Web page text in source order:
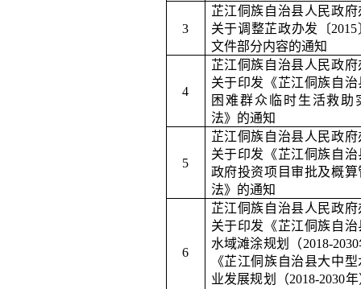
3
芷江侗族自治县人民政府
关于调整芷政办发〔2015
文件部分内容的通知
4
芷江侗族自治县人民政府
关于印发《芷江侗族自治
困难群众临时生活救助
法》的通知
5
芷江侗族自治县人民政府
关于印发《芷江侗族自治
政府投资项目审批及概算
法》的通知
6
芷江侗族自治县人民政府
关于印发《芷江侗族自治
水域滩涂规划（2018-2030
《芷江侗族自治县大中
业发展规划（2018-2030年